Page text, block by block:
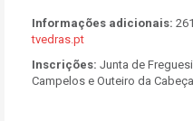
Informações adicionais:
tvedras.pt
Inscrições: Junta de
Campelos e Outeiro da